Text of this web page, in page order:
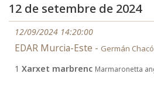
12 de setembre de 2024
12/09/2024 14:20:00
EDAR Murcia-Este - Germán
1 Xarxet marbrenc Marmaronetta